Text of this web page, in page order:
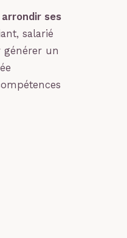
ses
salarié
générer un